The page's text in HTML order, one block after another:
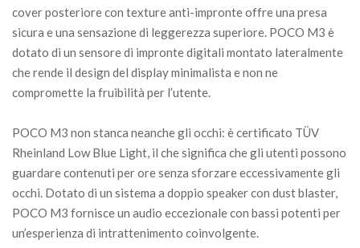
cover posteriore con texture anti-impronte offre una presa
sicura e una sensazione di leggerezza superiore. POCO M3 è
dotato di un sensore di impronte digitali montato lateralmente
che rende il design del display minimalista e non ne
compromette la fruibilità per l’utente.
POCO M3 non stanca neanche gli occhi: è certificato TÜV
Rheinland Low Blue Light, il che significa che gli utenti possono
guardare contenuti per ore senza sforzare eccessivamente gli
occhi. Dotato di un sistema a doppio speaker con dust blaster,
POCO M3 fornisce un audio eccezionale con bassi potenti per
un’esperienza di intrattenimento coinvolgente.